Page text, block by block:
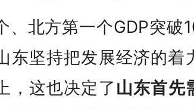
、北方第一个GDP突破
东坚持把发展经济的着
，这也决定了 山东首先